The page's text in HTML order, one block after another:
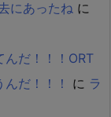
にあったね に
んだ！！！ORT
だ！！！
に ラ